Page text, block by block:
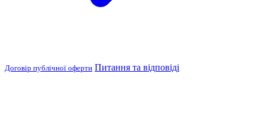
Договір публічної оферти Питання та відповіді